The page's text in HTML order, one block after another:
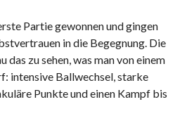
Partie gewonnen und gingen
in die Begegnung. Die
das zu sehen, was man von einem
intensive Ballwechsel, starke
Punkte und einen Kampf bis